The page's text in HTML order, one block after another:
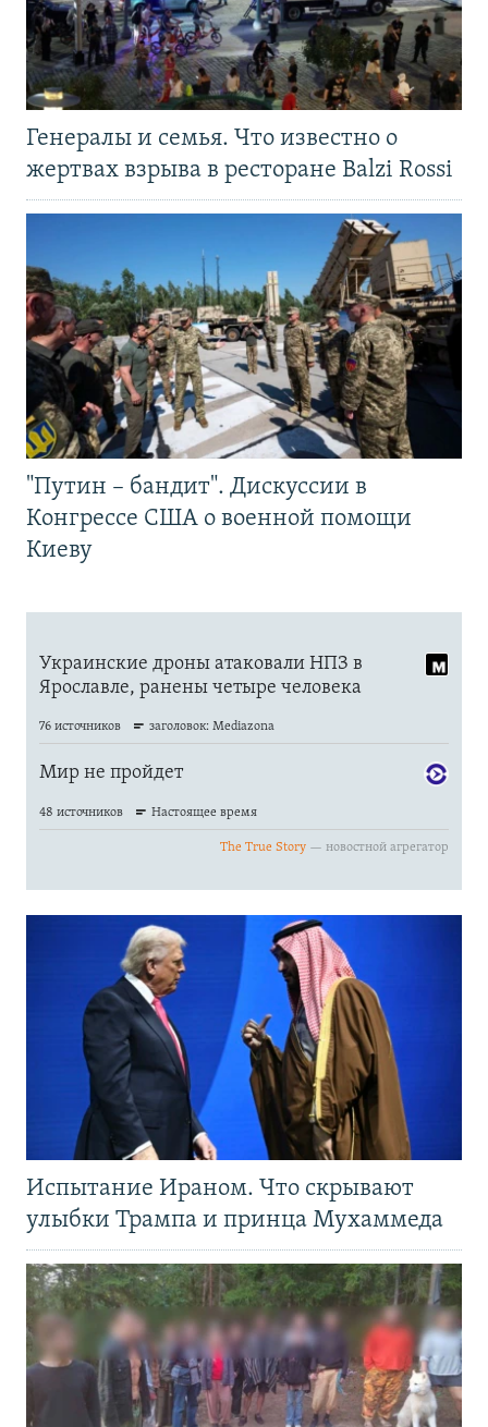
Генералы и семья. Что известно о
жертвах взрыва в ресторане Balzi Rossi
"Путин – бандит". Дискуссии в
Конгрессе США о военной помощи
Киеву
Испытание Ираном. Что скрывают
улыбки Трампа и принца Мухаммеда